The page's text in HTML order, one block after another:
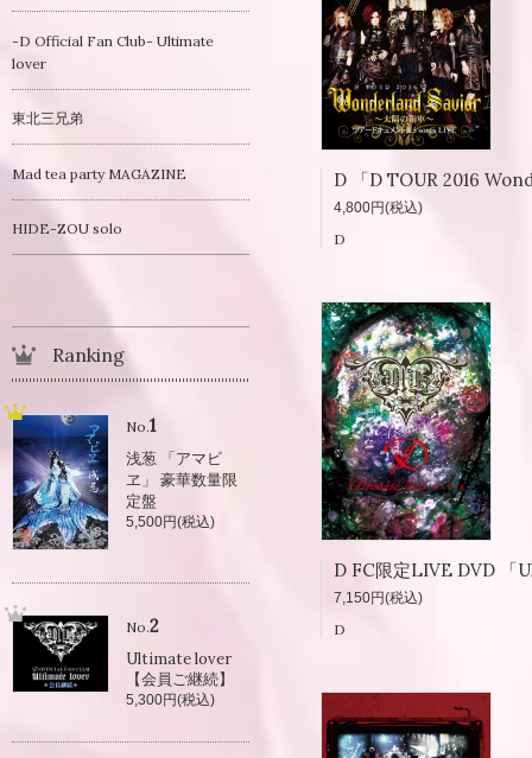
4,800円(税込)
D
7,150円(税込)
D
-D Official Fan Club- Ultimate
lover
東北三兄弟
Mad tea party MAGAZINE
HIDE-ZOU solo
Ranking
No.1
浅葱 「アマビ
ヱ」 豪華数量限
定盤
5,500円(税込)
No.2
Ultimate lover
【会員ご継続】
5,300円(税込)